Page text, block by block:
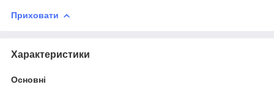
Приховати
Характеристики
Основні